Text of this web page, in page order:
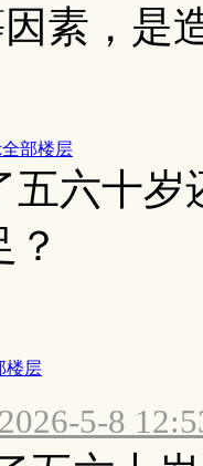
素，是
全部楼层
五六十
楼层
5-8